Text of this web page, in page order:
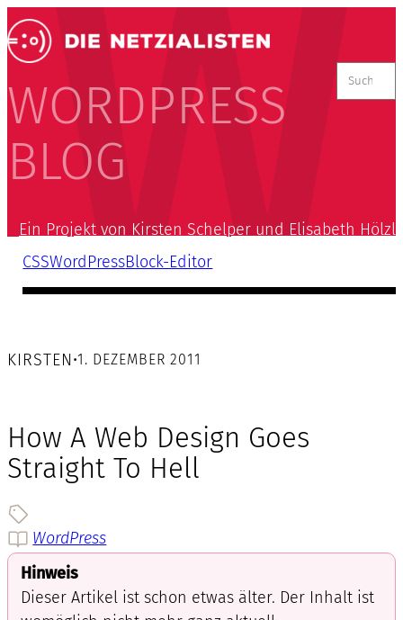
WORDPRESS
BLOG
nach:
Ein Projekt von Kirsten Schelper und Elisabeth Hölzl
CSSWordPressBlock-Editor
KIRSTEN•1. DEZEMBER 2011
How A Web Design Goes
Straight To Hell
WordPress
Hinweis
Dieser Artikel ist schon etwas älter. Der Inhalt ist